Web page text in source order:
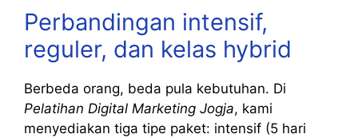
Perbandingan intensif,
reguler, dan kelas hybrid
Berbeda orang, beda pula kebutuhan. Di
Pelatihan Digital Marketing Jogja, kami
menyediakan tiga tipe paket: intensif (5 hari